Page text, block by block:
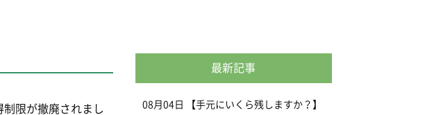
限が撤廃されまし
最新記事
08月04日 【手元にいくら残しますか？】